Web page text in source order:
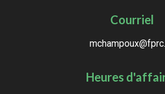
Courriel
Heures